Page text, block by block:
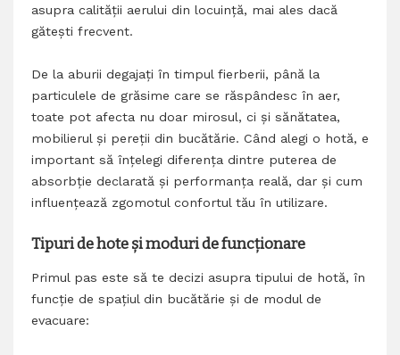
asupra calității aerului din locuință, mai ales dacă
gătești frecvent.
De la aburii degajați în timpul fierberii, până la
particulele de grăsime care se răspândesc în aer,
toate pot afecta nu doar mirosul, ci și sănătatea,
mobilierul și pereții din bucătărie. Când alegi o hotă, e
important să înțelegi diferența dintre puterea de
absorbție declarată și performanța reală, dar și cum
influențează zgomotul confortul tău în utilizare.
Tipuri de hote și moduri de funcționare
Primul pas este să te decizi asupra tipului de hotă, în
funcție de spațiul din bucătărie și de modul de
evacuare: